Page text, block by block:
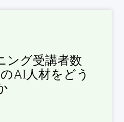
ング受講者数
AI人材をどう